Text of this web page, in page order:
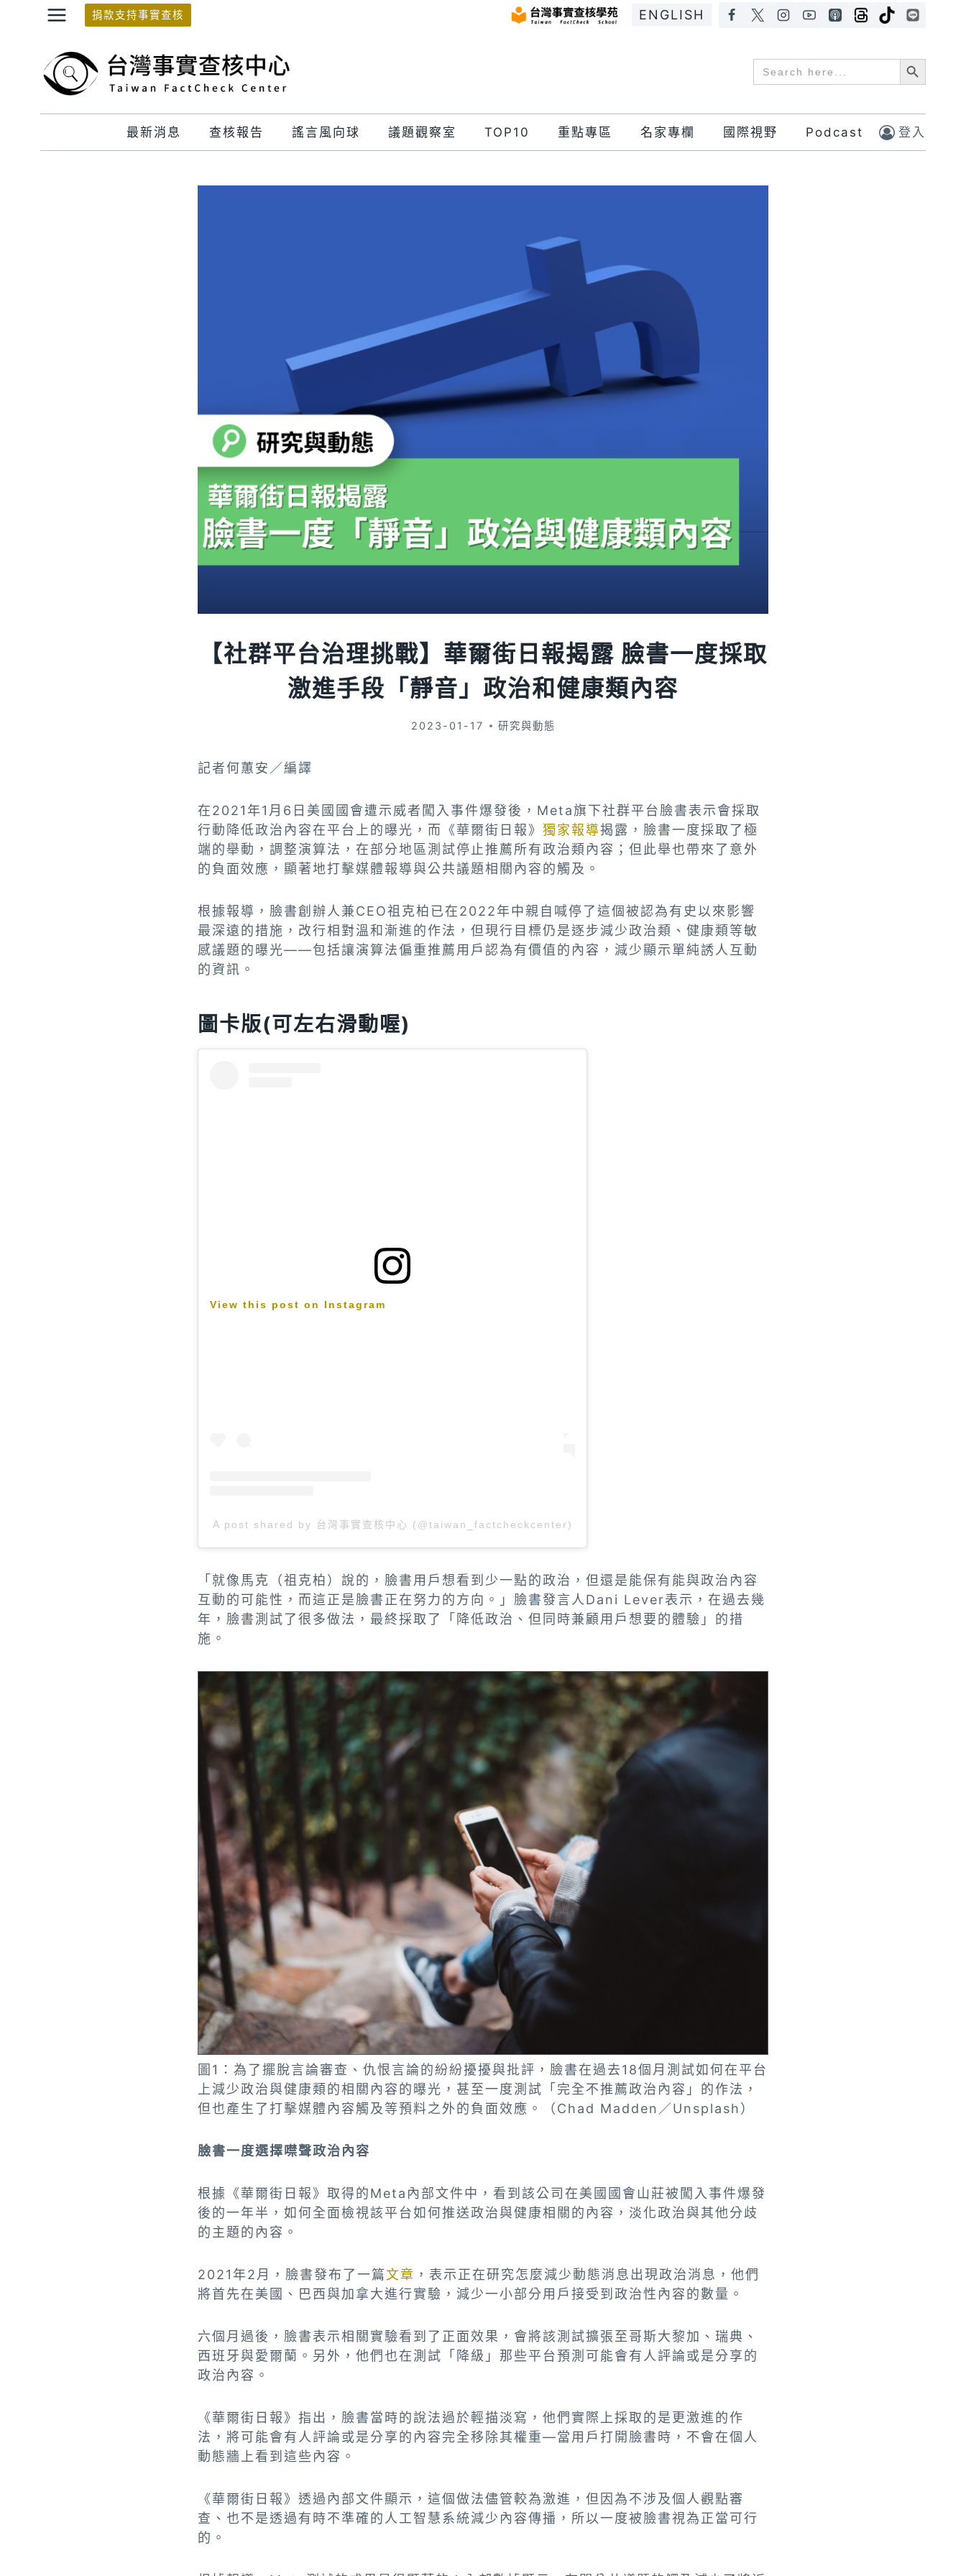
捐款支持事實查核 ENGLISH
Search
for:
Search Button
最新消息 查核報告 謠言風向球 議題觀察室 TOP10 重點專區 名家專欄 國際視野 Podcast 登入
【社群平台治理挑戰】華爾街日報揭露 臉書一度採取
激進手段「靜音」政治和健康類內容
2023-01-17 研究與動態
記者何蕙安／編譯
在2021年1月6日美國國會遭示威者闖入事件爆發後，Meta旗下社群平台臉書表示會採取
行動降低政治內容在平台上的曝光，而《華爾街日報》 獨家報導揭露，臉書一度採取了極
端的舉動，調整演算法，在部分地區測試停止推薦所有政治類內容；但此舉也帶來了意外
的負面效應，顯著地打擊媒體報導與公共議題相關內容的觸及。
根據報導，臉書創辦人兼CEO祖克柏已在2022年中親自喊停了這個被認為有史以來影響
最深遠的措施，改行相對溫和漸進的作法，但現行目標仍是逐步減少政治類、健康類等敏
感議題的曝光——包括讓演算法偏重推薦用戶認為有價值的內容，減少顯示單純誘人互動
的資訊。
圖卡版(可左右滑動喔)
View this post on Instagram
A post shared by 台灣事實查核中心 (@taiwan_factcheckcenter)
「就像馬克（祖克柏）說的，臉書用戶想看到少一點的政治，但還是能保有能與政治內容
互動的可能性，而這正是臉書正在努力的方向。」臉書發言人Dani Lever表示，在過去幾
年，臉書測試了很多做法，最終採取了「降低政治、但同時兼顧用戶想要的體驗」的措
施。
圖1：為了擺脫言論審查、仇恨言論的紛紛擾擾與批評，臉書在過去18個月測試如何在平台
上減少政治與健康類的相關內容的曝光，甚至一度測試「完全不推薦政治內容」的作法，
但也產生了打擊媒體內容觸及等預料之外的負面效應。（Chad Madden／Unsplash）
臉書一度選擇噤聲政治內容
根據《華爾街日報》取得的Meta內部文件中，看到該公司在美國國會山莊被闖入事件爆發
後的一年半，如何全面檢視該平台如何推送政治與健康相關的內容，淡化政治與其他分歧
的主題的內容。
2021年2月，臉書發布了一篇文章 ，表示正在研究怎麼減少動態消息出現政治消息，他們
將首先在美國、巴西與加拿大進行實驗，減少一小部分用戶接受到政治性內容的數量。
六個月過後，臉書表示相關實驗看到了正面效果，會將該測試擴張至哥斯大黎加、瑞典、
西班牙與愛爾蘭。另外，他們也在測試「降級」那些平台預測可能會有人評論或是分享的
政治內容。
《華爾街日報》指出，臉書當時的說法過於輕描淡寫，他們實際上採取的是更激進的作
法，將可能會有人評論或是分享的內容完全移除其權重—當用戶打開臉書時，不會在個人
動態牆上看到這些內容。
《華爾街日報》透過內部文件顯示，這個做法儘管較為激進，但因為不涉及個人觀點審
查、也不是透過有時不準確的人工智慧系統減少內容傳播，所以一度被臉書視為正當可行
的。